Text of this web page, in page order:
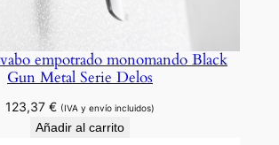
empotrado monomando Black
Gun Metal Serie Delos
123,37 € (IVA y envío incluidos)
Añadir al carrito